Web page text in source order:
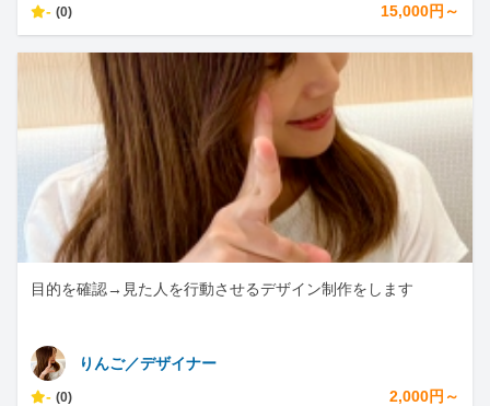
- (0) 15,000円～
目的を確認→見た人を行動させるデザイン制作をします
りんご／デザイナー
- (0) 2,000円～